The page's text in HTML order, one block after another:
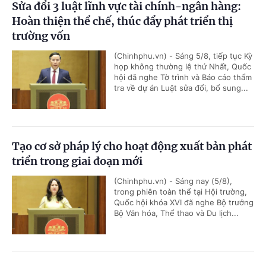
Sửa đổi 3 luật lĩnh vực tài chính-ngân hàng:
Hoàn thiện thể chế, thúc đẩy phát triển thị
trường vốn
(Chinhphu.vn) - Sáng 5/8, tiếp tục Kỳ
họp không thường lệ thứ Nhất, Quốc
hội đã nghe Tờ trình và Báo cáo thẩm
tra về dự án Luật sửa đổi, bổ sung...
Tạo cơ sở pháp lý cho hoạt động xuất bản phát
triển trong giai đoạn mới
(Chinhphu.vn) - Sáng nay (5/8),
trong phiên toàn thể tại Hội trường,
Quốc hội khóa XVI đã nghe Bộ trưởng
Bộ Văn hóa, Thể thao và Du lịch...